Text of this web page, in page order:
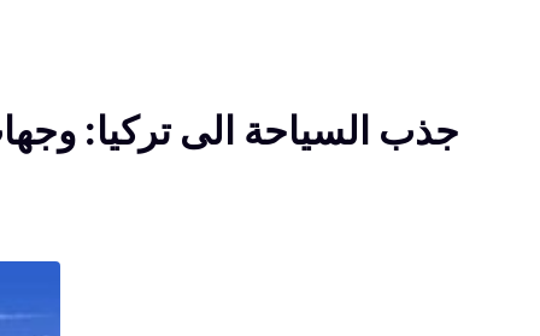
جذب السياحة الى تركيا: